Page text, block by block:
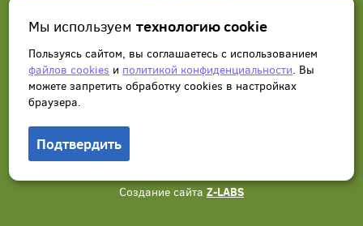
Написать нам Заказать звонок
Создание сайта Z-LABS
Мы используемтехнологию cookie
Пользуясь сайтом, вы соглашаетесь с использованием
файлов cookies и политикой конфиденциальности. Вы
можете запретить обработку сookies в настройках
браузера.
Подтвердить